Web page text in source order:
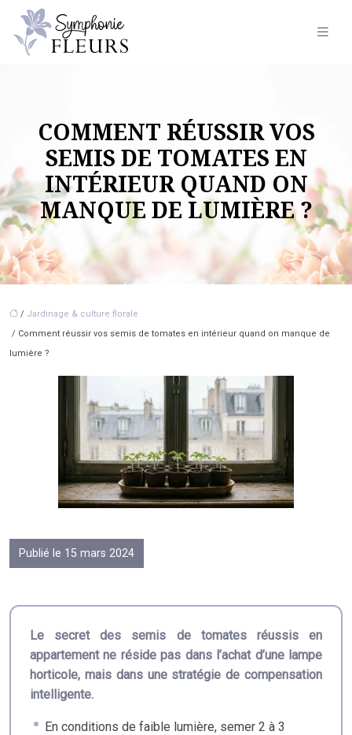
COMMENT RÉUSSIR VOS
SEMIS DE TOMATES EN
INTÉRIEUR QUAND ON
MANQUE DE LUMIÈRE ?
/ Jardinage & culture florale
/ Comment réussir vos semis de tomates en intérieur quand on manque de
lumière ?
Publié le 15 mars 2024
Le secret des semis de tomates réussis en
appartement ne réside pas dans l’achat d’une lampe
horticole, mais dans une stratégie de compensation
intelligente.
En conditions de faible lumière, semer 2 à 3